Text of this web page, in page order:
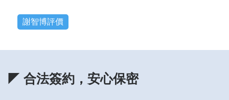
謝智博評價
◤ 合法簽約，安心保密